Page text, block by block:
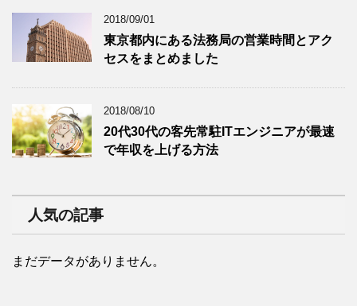
2018/09/01
東京都内にある法務局の営業時間とアク
セスをまとめました
2018/08/10
20代30代の客先常駐ITエンジニアが最速
で年収を上げる方法
人気の記事
まだデータがありません。